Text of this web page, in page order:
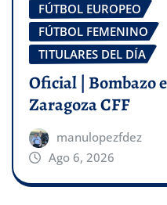
FÚTBOL EUROPEO
FÚTBOL FEMENINO
TITULARES DEL DÍA
Oficial | Bombazo
Zaragoza CFF
manulopezfdez
Ago 6, 2026